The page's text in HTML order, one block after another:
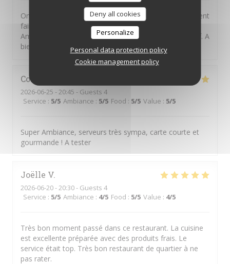
Deny all cookies
Personalize
Personal data protection policy
Cookie management policy
On peut avoir de l'imagination en cuisine sans forcément
faire compliqué et hors de prix... Merci David et
Amandine pour ce nouveau moment de plaisir gustatif. A
bientöt.
Constantin
2026-06-25 - 20:45 - Guests 4
Service : 5/5 Ambiance : 5/5 Food : 5/5 Value : 5/5
Super Ambiance, serveurs très sympa, carte courte et
gourmande ! A tester
Joëlle V
2026-06-20- 20:30 - Guests 4
Service : 5/5 Ambiance : 4/5 Food : 5/5 Value : 4/5
Très bon moment passé dans ce restaurant. La cuisine
est excellente préparée avec des produits frais. Le
service était top. Très bon restaurant de quartier à ne
pas rater.